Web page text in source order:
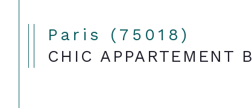
Paris (75018)
CHIC APPARTEMENT